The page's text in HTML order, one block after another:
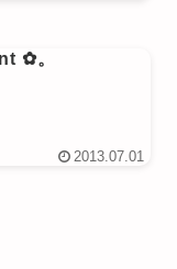
✿。
2013.07.01